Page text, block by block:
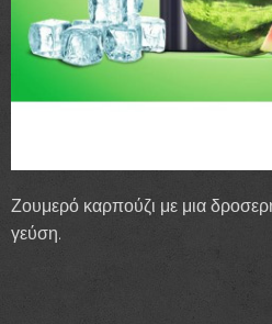
Ζουμερό καρπούζι με μια
γεύση.